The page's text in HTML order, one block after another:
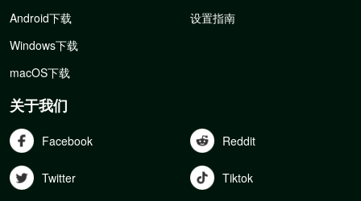
Android下载
Windows下载
macOS下载
设置指南
关于我们
Facebook Reddit
Twitter Tiktok